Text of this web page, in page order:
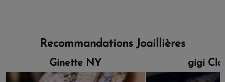
Recommandations Joaillières
Ginette NY gigi